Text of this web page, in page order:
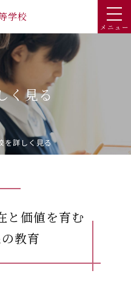
学校
メニュー
く見る
を詳しく見る
と価値を育む
教育